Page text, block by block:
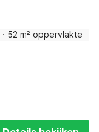
· 52 m² oppervlakte